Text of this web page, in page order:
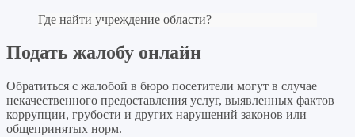
Где найти учреждение области?
Подать жалобу онлайн
Обратиться с жалобой в бюро посетители могут в случае
некачественного предоставления услуг, выявленных фактов
коррупции, грубости и других нарушений законов или
общепринятых норм.